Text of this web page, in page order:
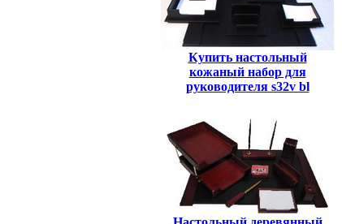
Купить настольный
кожаный набор для
руководителя s32v bl